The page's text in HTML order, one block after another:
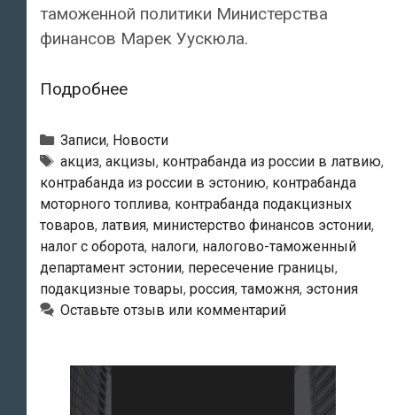
таможенной политики Министерства
финансов Марек Уускюла.
ПодробнееЭстонские
могут
обязать
«бензовозов»
находиться
в
России
не
менее
Рубрики
Записи, Новости
Метки
акциз, акцизы, контрабанда из россии в латвию,
контрабанда из россии в эстонию, контрабанда
моторного топлива, контрабанда подакцизных
товаров, латвия, министерство финансов эстонии,
налог с оборота, налоги, налогово-таможенный
департамент эстонии, пересечение границы,
подакцизные товары, россия,таможня, эстония
Оставьте отзыв или комментарий